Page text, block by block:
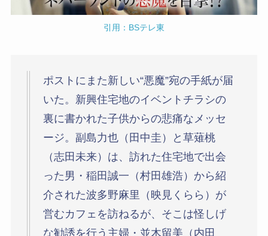
引用：BSテレ東
ポストにまた新しい“悪魔”宛の手紙が届
いた。新興住宅地のイベントチラシの
裏に書かれた子供からの悲痛なメッセ
ージ。副島力也（田中圭）と草薙桃
（志田未来）は、訪れた住宅地で出会
った男・稲田誠一（村田雄浩）から紹
介された波多野麻里（映見くらら）が
営むカフェを訪ねるが、そこは怪しげ
な勧誘を行う主婦・並木留美（内田